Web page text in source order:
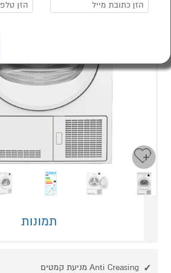
תמונות
Anti Creasing מניעת קמטים